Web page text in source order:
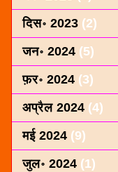
दिस॰ 2023 (2)
जन॰ 2024 (5)
फ़र॰ 2024 (3)
अप्रैल 2024 (4)
मई 2024 (9)
जुल॰ 2024 (1)